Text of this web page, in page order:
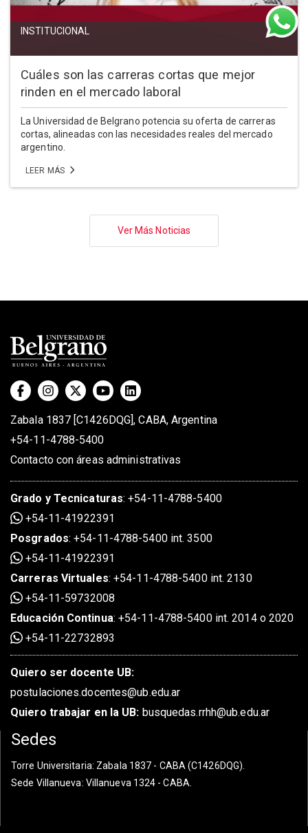
INSTITUCIONAL
Cuáles son las carreras cortas que mejor
rinden en el mercado laboral
La Universidad de Belgrano potencia su oferta de carreras
cortas, alineadas con las necesidades reales del mercado
argentino.
LEER MÁS
Ver Más Noticias
Zabala 1837 [C1426DQG], CABA, Argentina
+54-11-4788-5400
Contacto con áreas administrativas
Grado y Tecnicaturas:+54-11-4788-5400
+54-11-41922391
Posgrados:+54-11-4788-5400 int. 3500
+54-11-41922391
Carreras Virtuales:+54-11-4788-5400 int. 2130
+54-11-59732008
Educación Continua:+54-11-4788-5400 int. 2014 o 2020
+54-11-22732893
Quiero ser docente UB:
postulaciones.docentes@ub.edu.ar
Quiero trabajar en la UB: busquedas.rrhh@ub.edu.ar
Sedes
Torre Universitaria: Zabala 1837 - CABA (C1426DQG).
Sede Villanueva: Villanueva 1324 - CABA.